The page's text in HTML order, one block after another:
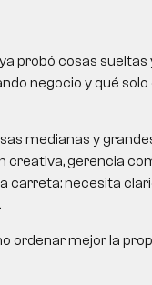
probó cosas sueltas
negocio y qué
medianas y
gerencia
carreta; necesita
ordenar mejor la